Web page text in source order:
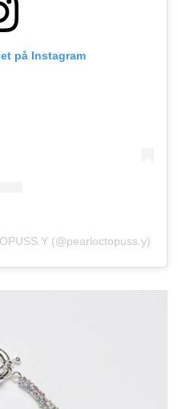
på Instagram
(@pearloctopuss.y)